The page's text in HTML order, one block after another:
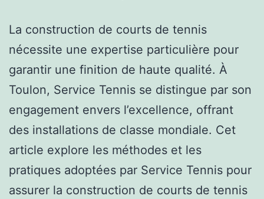
La construction de courts de tennis
nécessite une expertise particulière pour
garantir une finition de haute qualité. À
Toulon, Service Tennis se distingue par son
engagement envers l’excellence, offrant
des installations de classe mondiale. Cet
article explore les méthodes et les
pratiques adoptées par Service Tennis pour
assurer la construction de courts de tennis